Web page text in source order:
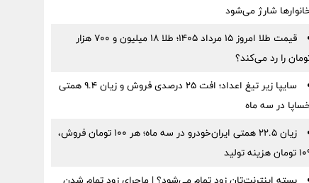
شارژ می‌شود
قیمت طلا امروز ۱۵ مرداد ۱۴۰۵؛ طلا ۱۸ میلیون و ۷۰۰ هزار
را رد می‌کند؟
سایپا زیر تیغ اعداد؛ افت ۲۵ درصدی فروش و زیان ۹.۴ همتی
در سه ماه
زیان ۲۲.۵ همتی ایران‌خودرو در سه ماه؛ هر ۱۰۰ تومان فروش،
هزینه تولید